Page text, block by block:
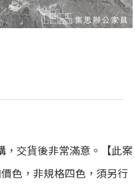
，交貨後非常滿意。【此案
色，非規格四色，須另行